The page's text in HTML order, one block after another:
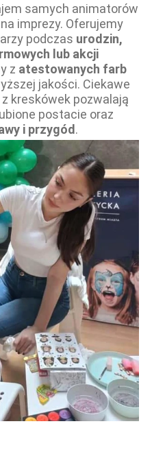
samych animatorów
imprezy. Oferujemy
podczas urodzin,
lub akcji
z atestowanych farb
jakości. Ciekawe
kreskówek pozwalają
postacie oraz
i przygód.